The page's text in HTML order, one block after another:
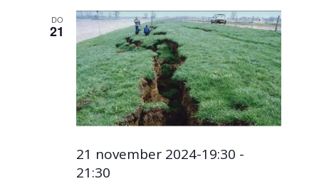
DO
21
21 november 2024-19:30 -
21:30